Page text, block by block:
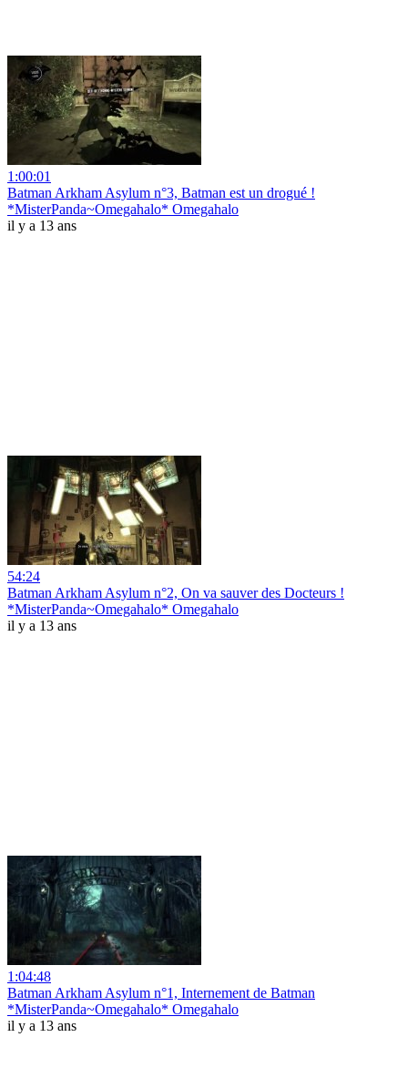
1:00:01
Batman Arkham Asylum n°3, Batman est un drogué !
*MisterPanda~Omegahalo* Omegahalo
il y a 13 ans
54:24
Batman Arkham Asylum n°2, On va sauver des Docteurs !
*MisterPanda~Omegahalo* Omegahalo
il y a 13 ans
1:04:48
Batman Arkham Asylum n°1, Internement de Batman
*MisterPanda~Omegahalo* Omegahalo
il y a 13 ans